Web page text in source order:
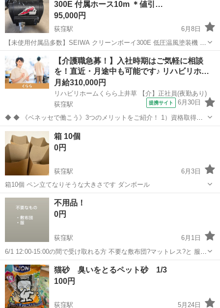
300E 付属ホース10m ＊値引…
95,000円
荻窪駅
6月8日
【未使用付属品多数】SEIWA クリーンボーイ300E 低圧温風塗装機 動
作確認済み SEIWA（精和産業）クリーンボーイ300Eの出品です。購
入時にホースは標準セットの5mではなく10mを買ったので、広い範囲
を持ち歩くこ...
東京 杉並区 荻窪駅 その他 塗装機
【介護職急募！】入社時期はご気軽に相談
を！直近・月途中も可能です♪ リハビリホ…
月給310,000円
リハビリホームくらら上井草 【介】正社員(夜勤あり)
荻窪駅
提携サイト 6月30日
◆ ◆ 《ベネッセで働こう》3つのメリットをご紹介！ 1）資格取得支
援制度＆受験・研修費の実費負担あり！(規定あり) 2）着実にキャリア
を磨けるでステップアップフィールドが充実！ 3）他社講座も受講
OK！ 《入社後サポ...
東京 杉並区 荻窪駅
箱 10個
0円
荻窪駅
6月3日
箱10個 ペン立てなりそうな大きさです ダンボール
東京 杉並区 荻窪駅
不用品！
0円
荻窪駅
6月1日
6/1 12:00-15:00の間で受け取れる方 不要な敷布団?マットレス?と 服サ
イズバラバラ
東京 杉並区 荻窪駅 その他 敷布団
猫砂 臭いをとるペット砂 1/3
100円
荻窪駅
5月24日